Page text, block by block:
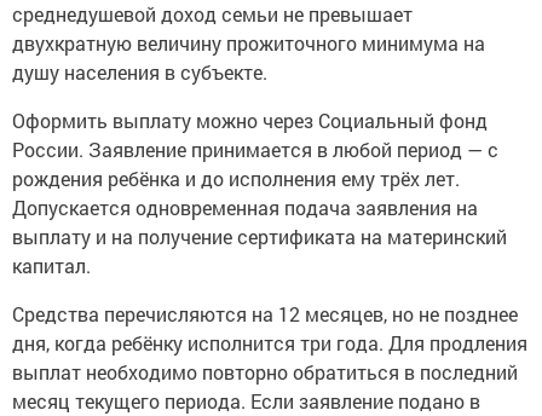
среднедушевой доход семьи не превышает
двухкратную величину прожиточного минимума на
душу населения в субъекте.
Оформить выплату можно через Социальный фонд
России. Заявление принимается в любой период — с
рождения ребёнка и до исполнения ему трёх лет.
Допускается одновременная подача заявления на
выплату и на получение сертификата на материнский
капитал.
Средства перечисляются на 12 месяцев, но не позднее
дня, когда ребёнку исполнится три года. Для продления
выплат необходимо повторно обратиться в последний
месяц текущего периода. Если заявление подано в